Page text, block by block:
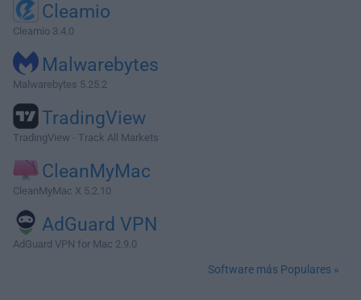
Cleamio
Cleamio 3.4.0
Malwarebytes
Malwarebytes 5.25.2
TradingView
TradingView - Track All Markets
CleanMyMac
CleanMyMac X 5.2.10
AdGuard VPN
AdGuard VPN for Mac 2.9.0
Software más Populares »